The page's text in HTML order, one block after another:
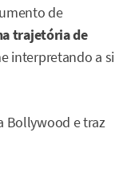
de
trajetória de
interpretando a si
Bollywood e traz